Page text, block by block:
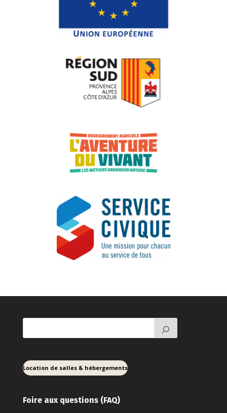
Location de salles & hébergements
Foire aux questions (FAQ)